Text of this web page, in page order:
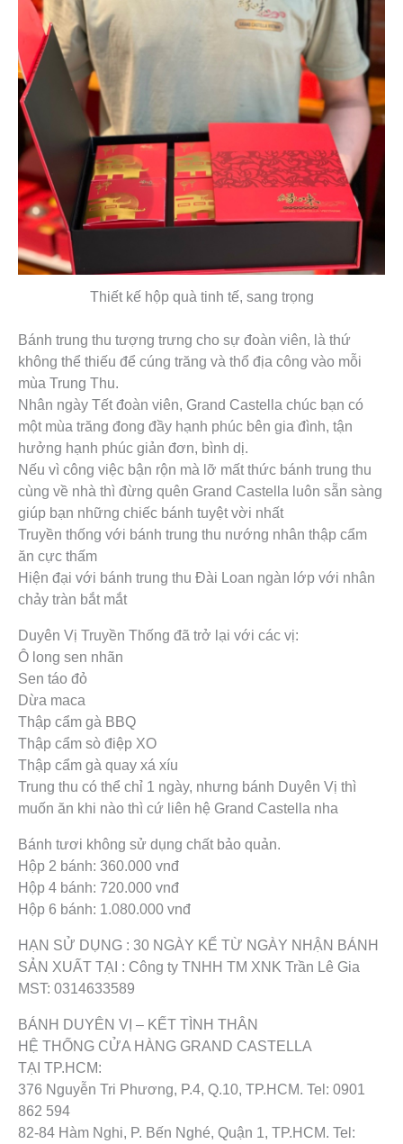
Thiết kế hộp quà tinh tế, sang trọng
Bánh trung thu tượng trưng cho sự đoàn viên, là thứ
không thể thiếu để cúng trăng và thổ địa công vào mỗi
mùa Trung Thu.
Nhân ngày Tết đoàn viên, Grand Castella chúc bạn có
một mùa trăng đong đầy hạnh phúc bên gia đình, tận
hưởng hạnh phúc giản đơn, bình dị.
Nếu vì công việc bận rộn mà lỡ mất thức bánh trung thu
cùng về nhà thì đừng quên Grand Castella luôn sẵn sàng
giúp bạn những chiếc bánh tuyệt vời nhất
Truyền thống với bánh trung thu nướng nhân thập cẩm
ăn cực thấm
Hiện đại với bánh trung thu Đài Loan ngàn lớp với nhân
chảy tràn bắt mắt
Duyên Vị Truyền Thống đã trở lại với các vị:
Ô long sen nhãn
Sen táo đỏ
Dừa maca
Thập cẩm gà BBQ
Thập cẩm sò điệp XO
Thập cẩm gà quay xá xíu
Trung thu có thể chỉ 1 ngày, nhưng bánh Duyên Vị thì
muốn ăn khi nào thì cứ liên hệ Grand Castella nha
Bánh tươi không sử dụng chất bảo quản.
Hộp 2 bánh: 360.000 vnđ
Hộp 4 bánh: 720.000 vnđ
Hộp 6 bánh: 1.080.000 vnđ
HẠN SỬ DỤNG : 30 NGÀY KỂ TỪ NGÀY NHẬN BÁNH
SẢN XUẤT TẠI : Công ty TNHH TM XNK Trần Lê Gia
MST: 0314633589
BÁNH DUYÊN VỊ – KẾT TÌNH THÂN
HỆ THỐNG CỬA HÀNG GRAND CASTELLA
TẠI TP.HCM:
376 Nguyễn Tri Phương, P.4, Q.10, TP.HCM. Tel: 0901
862 594
82-84 Hàm Nghi, P. Bến Nghé, Quận 1, TP.HCM. Tel: